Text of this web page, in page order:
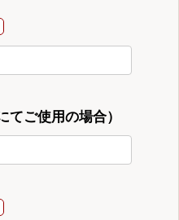
てご使用の場合）